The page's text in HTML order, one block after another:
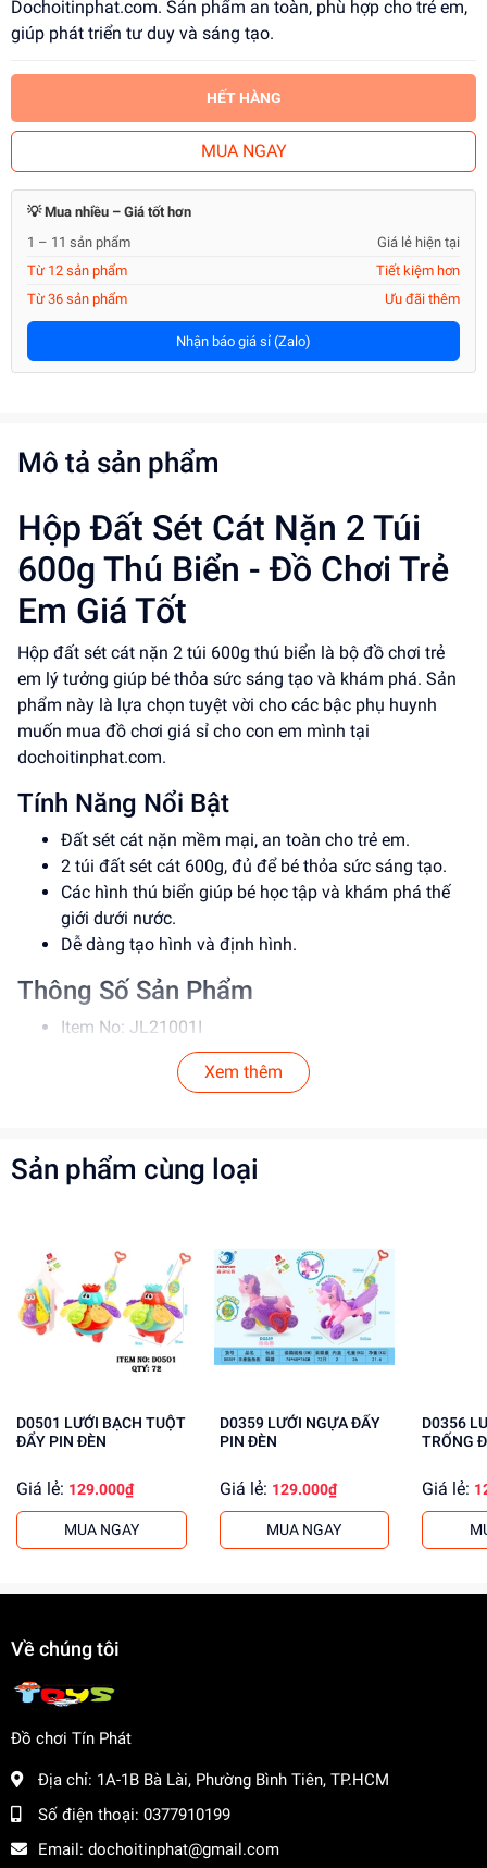
Dochoitinphat.com. Sản phẩm an toàn, phù hợp cho trẻ em,
giúp phát triển tư duy và sáng tạo.
HẾT HÀNG
MUA NGAY
💡 Mua nhiều – Giá tốt hơn
1 – 11 sản phẩm
Giá lẻ hiện tại
Từ 12 sản phẩm
Tiết kiệm hơn
Từ 36 sản phẩm
Ưu đãi thêm
Nhận báo giá sỉ (Zalo)
Mô tả sản phẩm
Hộp Đất Sét Cát Nặn 2 Túi
600g Thú Biển - Đồ Chơi Trẻ
Em Giá Tốt
Hộp đất sét cát nặn 2 túi 600g thú biển là bộ đồ chơi trẻ
em lý tưởng giúp bé thỏa sức sáng tạo và khám phá. Sản
phẩm này là lựa chọn tuyệt vời cho các bậc phụ huynh
muốn mua đồ chơi giá sỉ cho con em mình tại
dochoitinphat.com.
Tính Năng Nổi Bật
Đất sét cát nặn mềm mại, an toàn cho trẻ em.
2 túi đất sét cát 600g, đủ để bé thỏa sức sáng tạo.
Các hình thú biển giúp bé học tập và khám phá thế
giới dưới nước.
Dễ dàng tạo hình và định hình.
Thông Số Sản Phẩm
Item No: JL21001I
Loại: Đồ chơi tạo hình
Chất liệu: Đất sét cát
Hướng Dẫn Sử Dụng
Bước 1: Lấy một lượng đất sét cát nặn ra và bắt đầu
nhân vật dưới nước.
Lưu ý: Sử dụng sản phẩm trong môi trường sạch sẽ
và khô thoáng.
Lợi Ích Phát Triển
Giúp trẻ học tập và khám phá thế giới xung quanh.
Tăng cường khả năng phối hợp tay mắt.
Mua ngay tạidochoitinphat.com , chúng tôi cung cấp giá sỉ
cho khách buôn. Liên hệ ngay để có được mức giá tốt
nhất!
Xem thêm
Sản phẩm cùng loại
D0501 LƯỚI BẠCH TUỘT
ĐẨY PIN ĐÈN
Giá lẻ: 129.000₫
MUA NGAY
D0359 LƯỚI NGỰA ĐẨY
PIN ĐÈN
Giá lẻ: 129.000₫
MUA NGAY
D0356 LƯỚI VOI ĐÁNH
TRỐNG
Giá lẻ:
Về chúng tôi
Đồ chơi Tín Phát
Địa chỉ: 1A-1B Bà Lài, Phường Bình Tiên, TP.HCM
Số điện thoại: 0377910199
Email: dochoitinphat@gmail.com